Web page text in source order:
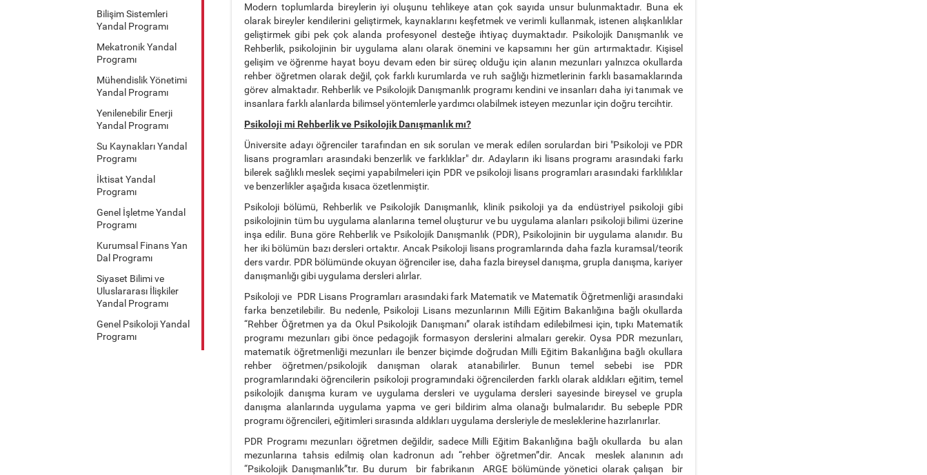
Bilişim Sistemleri
Yandal Programı
Mekatronik Yandal
Programı
Mühendislik Yönetimi
Yandal Programı
Yenilenebilir Enerji
Yandal Programı
Su Kaynakları Yandal
Programı
İktisat Yandal
Programı
Genel İşletme Yandal
Programı
Kurumsal Finans Yan
Dal Programı
Siyaset Bilimi ve
Uluslararası İlişkiler
Yandal Programı
Genel Psikoloji Yandal
Programı
Modern toplumlarda bireylerin iyi oluşunu tehlikeye atan çok sayıda unsur bulunmaktadır. Buna ek
olarak bireyler kendilerini geliştirmek, kaynaklarını keşfetmek ve verimli kullanmak, istenen alışkanlıklar
geliştirmek gibi pek çok alanda profesyonel desteğe ihtiyaç duymaktadır. Psikolojik Danışmanlık ve
Rehberlik, psikolojinin bir uygulama alanı olarak önemini ve kapsamını her gün artırmaktadır. Kişisel
gelişim ve öğrenme hayat boyu devam eden bir süreç olduğu için alanın mezunları yalnızca okullarda
rehber öğretmen olarak değil, çok farklı kurumlarda ve ruh sağlığı hizmetlerinin farklı basamaklarında
görev almaktadır. Rehberlik ve Psikolojik Danışmanlık programı kendini ve insanları daha iyi tanımak ve
insanlara farklı alanlarda bilimsel yöntemlerle yardımcı olabilmek isteyen mezunlar için doğru tercihtir.
Psikoloji mi Rehberlik ve Psikolojik Danışmanlık mı?
Üniversite adayı öğrenciler tarafından en sık sorulan ve merak edilen sorulardan biri "Psikoloji ve PDR
lisans programları arasındaki benzerlik ve farklıklar" dır. Adayların iki lisans programı arasındaki farkı
bilerek sağlıklı meslek seçimi yapabilmeleri için PDR ve psikoloji lisans programları arasındaki farklılıklar
ve benzerlikler aşağıda kısaca özetlenmiştir.
Psikoloji bölümü, Rehberlik ve Psikolojik Danışmanlık, klinik psikoloji ya da endüstriyel psikoloji gibi
psikolojinin tüm bu uygulama alanlarına temel oluşturur ve bu uygulama alanları psikoloji bilimi üzerine
inşa edilir. Buna göre Rehberlik ve Psikolojik Danışmanlık (PDR), Psikolojinin bir uygulama alanıdır. Bu
her iki bölümün bazı dersleri ortaktır. Ancak Psikoloji lisans programlarında daha fazla kuramsal/teorik
ders vardır. PDR bölümünde okuyan öğrenciler ise, daha fazla bireysel danışma, grupla danışma, kariyer
danışmanlığı gibi uygulama dersleri alırlar.
Psikoloji ve PDR Lisans Programları arasındaki fark Matematik ve Matematik Öğretmenliği arasındaki
farka benzetilebilir. Bu nedenle, Psikoloji Lisans mezunlarının Milli Eğitim Bakanlığına bağlı okullarda
“Rehber Öğretmen ya da Okul Psikolojik Danışmanı” olarak istihdam edilebilmesi için, tıpkı Matematik
programı mezunları gibi önce pedagojik formasyon derslerini almaları gerekir. Oysa PDR mezunları,
matematik öğretmenliği mezunları ile benzer biçimde doğrudan Milli Eğitim Bakanlığına bağlı okullara
rehber öğretmen/psikolojik danışman olarak atanabilirler. Bunun temel sebebi ise PDR
programlarındaki öğrencilerin psikoloji programındaki öğrencilerden farklı olarak aldıkları eğitim, temel
psikolojik danışma kuram ve uygulama dersleri ve uygulama dersleri sayesinde bireysel ve grupla
danışma alanlarında uygulama yapma ve geri bildirim alma olanağı bulmalarıdır. Bu sebeple PDR
programı öğrencileri, eğitimleri sırasında aldıkları uygulama dersleriyle de mesleklerine hazırlanırlar.
PDR Programı mezunları öğretmen değildir, sadece Milli Eğitim Bakanlığına bağlı okullarda bu alan
mezunlarına tahsis edilmiş olan kadronun adı “rehber öğretmen”dir. Ancak meslek alanının adı
“Psikolojik Danışmanlık”tır. Bu durum bir fabrikanın ARGE bölümünde yönetici olarak çalışan bir